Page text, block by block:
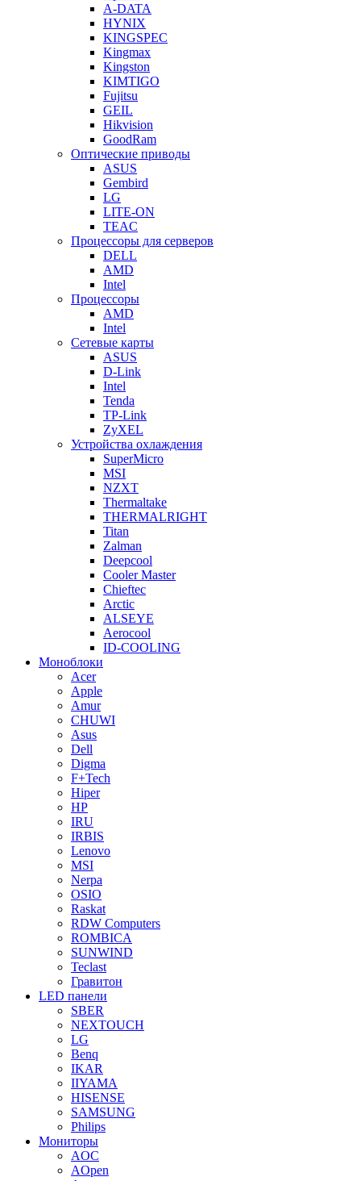
A-DATA
HYNIX
KINGSPEC
Kingmax
Kingston
KIMTIGO
Fujitsu
GEIL
Hikvision
GoodRam
Оптические приводы
ASUS
Gembird
LG
LITE-ON
TEAC
Процессоры для серверов
DELL
AMD
Intel
Процессоры
AMD
Intel
Сетевые карты
ASUS
D-Link
Intel
Tenda
TP-Link
ZyXEL
Устройства охлаждения
SuperMicro
MSI
NZXT
Thermaltake
THERMALRIGHT
Titan
Zalman
Deepcool
Cooler Master
Chieftec
Arctic
ALSEYE
Aerocool
ID-COOLING
Моноблоки
Acer
Apple
Amur
CHUWI
Asus
Dell
Digma
F+Tech
Hiper
HP
IRU
IRBIS
Lenovo
MSI
Nerpa
OSIO
Raskat
RDW Computers
ROMBICA
SUNWIND
Teclast
Гравитон
LED панели
SBER
NEXTOUCH
LG
Benq
IKAR
IIYAMA
HISENSE
SAMSUNG
Philips
Мониторы
AOC
AOpen